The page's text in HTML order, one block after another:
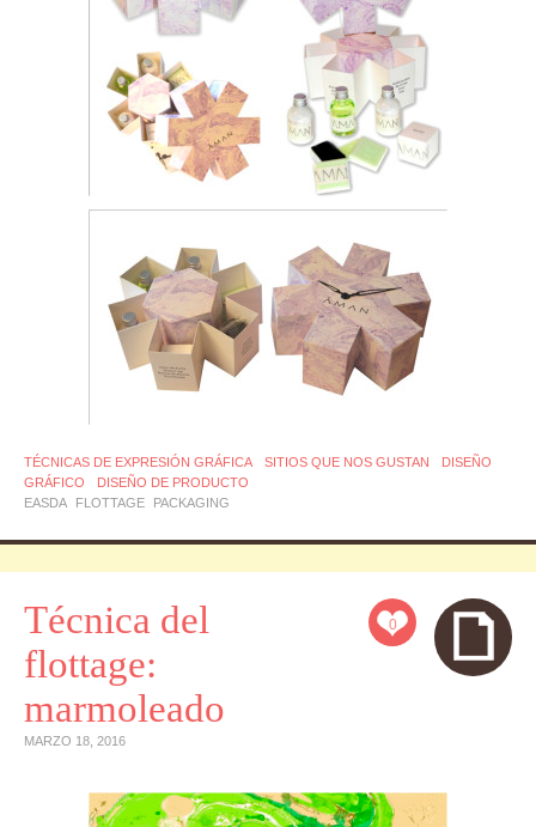
TÉCNICAS DE EXPRESIÓN GRÁFICA SITIOS QUE NOS GUSTAN
DISEÑO
GRÁFICO
DISEÑO DE PRODUCTO
EASDA
FLOTTAGE PACKAGING
0
Técnica del
flottage:
marmoleado
MARZO 18, 2016